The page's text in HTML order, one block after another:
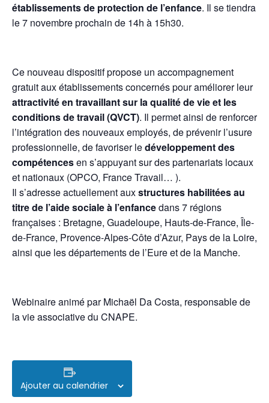
établissements de protection de l’enfance. Il se tiendra
le 7 novembre prochain de 14h à 15h30.
Ce nouveau dispositif propose un accompagnement
gratuit aux établissements concernés pour améliorer leur
attractivité en travaillant sur la qualité de vie et les
conditions de travail (QVCT). Il permet ainsi de renforcer
l’intégration des nouveaux employés, de prévenir l’usure
professionnelle, de favoriser ledéveloppement des
compétencesen s’appuyant sur des partenariats locaux
et nationaux (OPCO, France Travail… ).
Il s’adresse actuellement auxstructures habilitées au
titre de l’aide sociale à l’enfancedans 7 régions
françaises : Bretagne, Guadeloupe, Hauts-de-France, Île-
de-France, Provence-Alpes-Côte d’Azur, Pays de la Loire,
ainsi que les départements de l’Eure et de la Manche.
Webinaire animé par Michaël Da Costa, responsable de
la vie associative du CNAPE.
Ajouter au calendrier